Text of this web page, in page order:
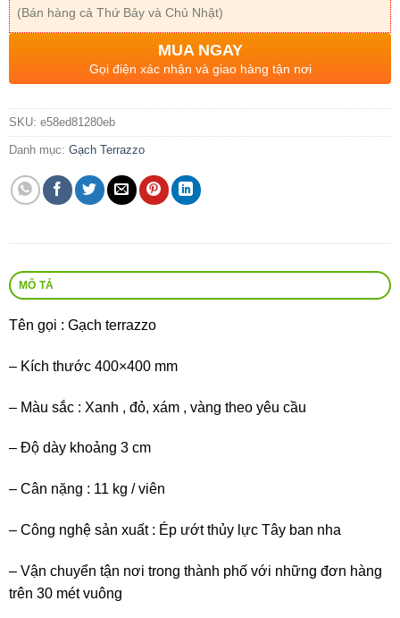
(Bán hàng cả Thứ Bảy và Chủ Nhật)
MUA NGAY
Gọi điện xác nhận và giao hàng tận nơi
SKU: e58ed81280eb
Danh mục: Gạch Terrazzo
MÔ TẢ
Tên gọi : Gạch terrazzo
– Kích thước 400×400 mm
– Màu sắc : Xanh , đỏ, xám , vàng theo yêu cầu
– Độ dày khoảng 3 cm
– Cân nặng : 11 kg / viên
– Công nghệ sản xuất : Ép ướt thủy lực Tây ban nha
– Vận chuyển tận nơi trong thành phố với những đơn hàng
trên 30 mét vuông